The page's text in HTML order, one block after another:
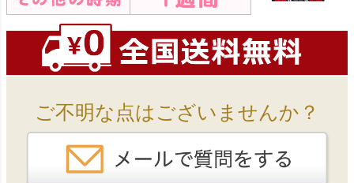
ご不明な点はございませんか？